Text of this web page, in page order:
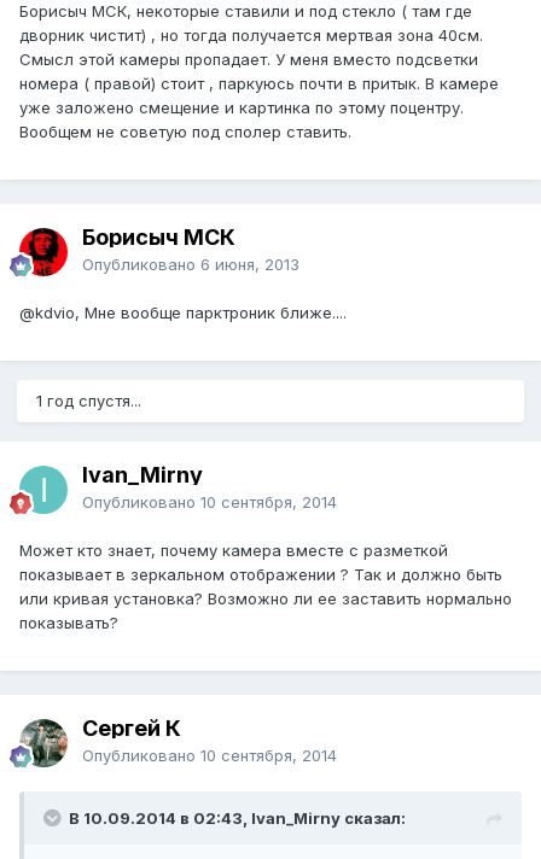
Борисыч МСК, некоторые ставили и под стекло ( там где
дворник чистит) , но тогда получается мертвая зона 40см.
Смысл этой камеры пропадает. У меня вместо подсветки
номера ( правой) стоит , паркуюсь почти в притык. В камере
уже заложено смещение и картинка по этому поцентру.
Вообщем не советую под сполер ставить.
Борисыч МСК
Опубликовано 6 июня, 2013
@kdvio, Мне вообще парктроник ближе....
1 год спустя...
Ivan_Mirny
Опубликовано 10 сентября, 2014
Может кто знает, почему камера вместе с разметкой
показывает в зеркальном отображении ? Так и должно быть
или кривая установка? Возможно ли ее заставить нормально
показывать?
Сергей К
Опубликовано 10 сентября, 2014
В 10.09.2014 в 02:43, Ivan_Mirny сказал: